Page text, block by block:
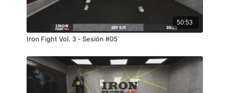
50:53
Iron Fight Vol. 3 - Sesión #05